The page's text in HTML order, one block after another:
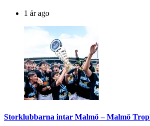
1 år ago
Storklubbarna intar Malmö – Malmö